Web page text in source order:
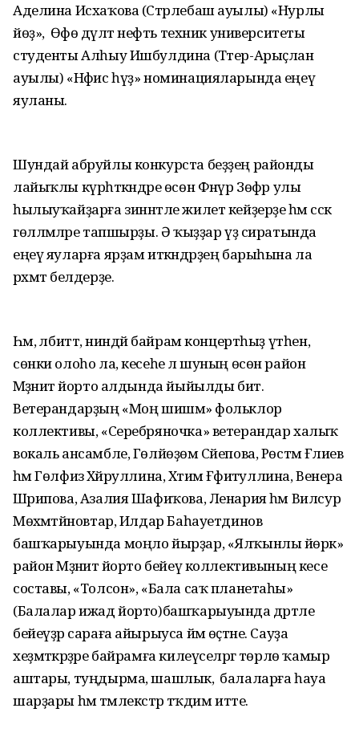
Аделина Исхаҡова (Стәрлебаш ауылы) «Нурлы
йөҙ», ә Өфө дәүләт нефть техник университеты
студенты Алһыу Ишбулдина (Тәтер-Арыҫлан
ауылы) «Нәфис һүҙ» номинацияларында еңеү
яуланы.
Шундай абруйлы конкурста беҙҙең районды
лайыҡлы күрһәткәндәре өсөн Фәнүр Зөфәр улы
һылыуҡайҙарға зиннәтле жилет кейҙерҙе һәм сәскә
гөлләмәләре тапшырҙы. Ә ҡыҙҙар үҙ сиратында
еңеү яуларға ярҙам иткәндәрҙең барыһына ла
рәхмәт белдерҙе.
Һәм, әлбиттә, ниндәй байрам концертһыҙ үтһен,
сөнки олоһо ла, кесеһе лә шуның өсөн район
Мәҙәниәт йорто алдында йыйылды бит.
Ветерандарҙың «Моң шишмә» фольклор
коллективы, «Серебряночка» ветерандар халыҡ
вокаль ансамбле, Гөлйөҙөм Сәйепова, Рөстәм Ғәлиев
һәм Гөлфизә Хәйруллина, Хәтимә Ғәфиәтуллина, Венера
Шәрипова, Азалия Шафиҡова, Ленария һәм Вилсур
Мөхәмәтйәновтар, Илдар Баһауетдинов
башҡарыуында моңло йырҙар, «Ялҡынлы йөрәк»
район Мәҙәниәт йорто бейеү коллективының кесе
составы, «Толсон», «Бала саҡ планетаһы»
(Балалар ижад йорто)башҡарыуында дәртле
бейеүҙәр сараға айырыуса йәм өҫтәне. Сауҙа
хеҙмәткәрҙәре байрамға килеүселәргә төрлө ҡамыр
аштары, туңдырма, шашлык, ә балаларға һауа
шарҙары һәм тәмлекәстәр тәҡдим итте.